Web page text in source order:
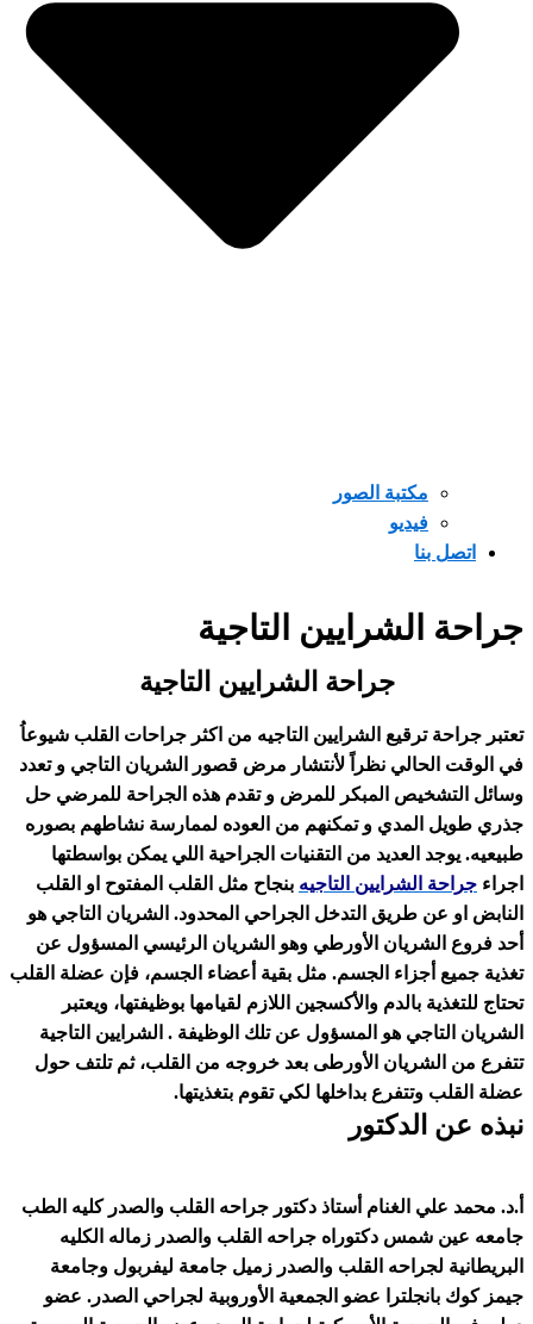
مكتبة الصور
التاجية
جراحة الشرايين التاجية
ترقيع الشرايين التاجيه من اكثر جراحات القلب شيوعاُ
نظراً لأنتشار مرض قصور الشريان التاجي و تعدد
المبكر للمرض و تقدم هذه الجراحة للمرضي حل
المدي و تمكنهم من العوده لممارسة نشاطهم بصوره
العديد من التقنيات الجراحية اللي يمكن بواسطتها
الشرايين التاجيه بنجاح مثل القلب المفتوح او القلب
عن طريق التدخل الجراحي المحدود. الشريان التاجي هو
الأورطي وهو الشريان الرئيسي المسؤول عن
أجزاء الجسم. مثل بقية أعضاء الجسم، فإن عضلة القلب
بالدم والأكسجين اللازم لقيامها بوظيفتها، ويعتبر
هو المسؤول عن تلك الوظيفة . الشرايين التاجية
الأورطى بعد خروجه من القلب، ثم تلتف حول
وتتفرع بداخلها لكي تقوم بتغذيتها.
الدكتور
الغنام أستاذ دكتور جراحه القلب والصدر كليه الطب
شمس دكتوراه جراحه القلب والصدر زماله الكليه
لجراحه القلب والصدر زميل جامعة ليفربول وجامعة
عضو الجمعية الأوروبية لجراحي الصدر. عضو